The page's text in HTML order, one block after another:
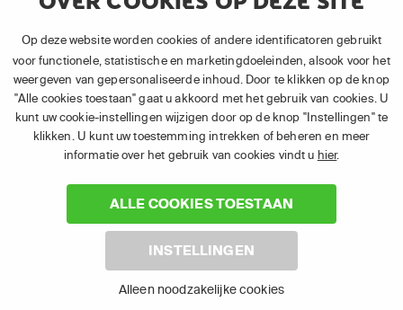
Op deze website worden cookies of andere identificatoren gebruikt
voor functionele, statistische en marketingdoeleinden, alsook voor het
weergeven van gepersonaliseerde inhoud. Door te klikken op de knop
"Alle cookies toestaan" gaat u akkoord met het gebruik van cookies. U
kunt uw cookie-instellingen wijzigen door op de knop "Instellingen" te
klikken. U kunt uw toestemming intrekken of beheren en meer
informatie over het gebruik van cookies vindt u hier.
ALLE COOKIES TOESTAAN
INSTELLINGEN
Alleen noodzakelijke cookies
(1) De eerste 30 dagen gratis: Geldig op alle nieuwe abonnementen
van APP TV Light, Basic of Plus.
(2) Prijs abonnement : Incl. BTW.
(3) Restart & Replayis beschikbaar voorvolgende zendersafhankelijk
van je gekozen pakket.
2026 Canal+ Luxembourg S. à r.l. - Alle rechten voorbehouden. TV
VLAANDEREN® is een merk gebruikt onder licentie door Canal+
Luxembourg S. à r.l. Maatschappelijke zetel: Rue Albert Borschette 4,
L-1246 Luxembourg R.C.S. Luxembourg : B 87.905